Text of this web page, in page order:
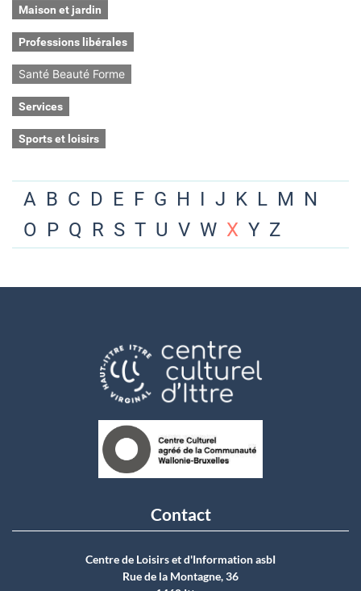
Maison et jardin
Professions libérales
Santé Beauté Forme
Services
Sports et loisirs
A B C D E F G H I J K L M N
O P Q R S T U V W X Y Z
Contact
Centre de Loisirs et d'Information asbI
Rue de la Montagne, 36